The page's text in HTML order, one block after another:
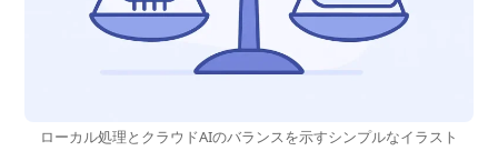
ローカル処理とクラウドAIのバランスを示すシンプルなイラスト